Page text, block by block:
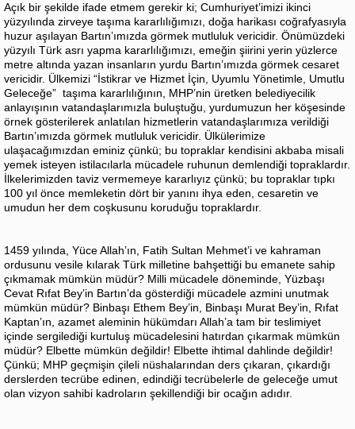
Açık bir şekilde ifade etmem gerekir ki; Cumhuriyet’imizi ikinci
yüzyılında zirveye taşıma kararlılığımızı, doğa harikası coğrafyasıyla
huzur aşılayan Bartın’ımızda görmek mutluluk vericidir. Önümüzdeki
yüzyılı Türk asrı yapma kararlılığımızı, emeğin şiirini yerin yüzlerce
metre altında yazan insanların yurdu Bartın’ımızda görmek cesaret
vericidir. Ülkemizi “İstikrar ve Hizmet İçin, Uyumlu Yönetimle, Umutlu
Geleceğe” taşıma kararlılığının, MHP’nin üretken belediyecilik
anlayışının vatandaşlarımızla buluştuğu, yurdumuzun her köşesinde
örnek gösterilerek anlatılan hizmetlerin vatandaşlarımıza verildiği
Bartın’ımızda görmek mutluluk vericidir. Ülkülerimize
ulaşacağımızdan eminiz çünkü; bu topraklar kendisini akbaba misali
yemek isteyen istilacılarla mücadele ruhunun demlendiği topraklardır.
İlkelerimizden taviz vermemeye kararlıyız çünkü; bu topraklar tıpkı
100 yıl önce memleketin dört bir yanını ihya eden, cesaretin ve
umudun her dem coşkusunu koruduğu topraklardır.
1459 yılında, Yüce Allah’ın, Fatih Sultan Mehmet’i ve kahraman
ordusunu vesile kılarak Türk milletine bahşettiği bu emanete sahip
çıkmamak mümkün müdür? Milli mücadele döneminde, Yüzbaşı
Cevat Rıfat Bey’in Bartın’da gösterdiği mücadele azmini unutmak
mümkün müdür? Binbaşı Ethem Bey’in, Binbaşı Murat Bey’in, Rıfat
Kaptan’ın, azamet aleminin hükümdarı Allah’a tam bir teslimiyet
içinde sergilediği kurtuluş mücadelesini hatırdan çıkarmak mümkün
müdür? Elbette mümkün değildir! Elbette ihtimal dahlinde değildir!
Çünkü; MHP geçmişin çileli nüshalarından ders çıkaran, çıkardığı
derslerden tecrübe edinen, edindiği tecrübelerle de geleceğe umut
olan vizyon sahibi kadroların şekillendiği bir ocağın adıdır.